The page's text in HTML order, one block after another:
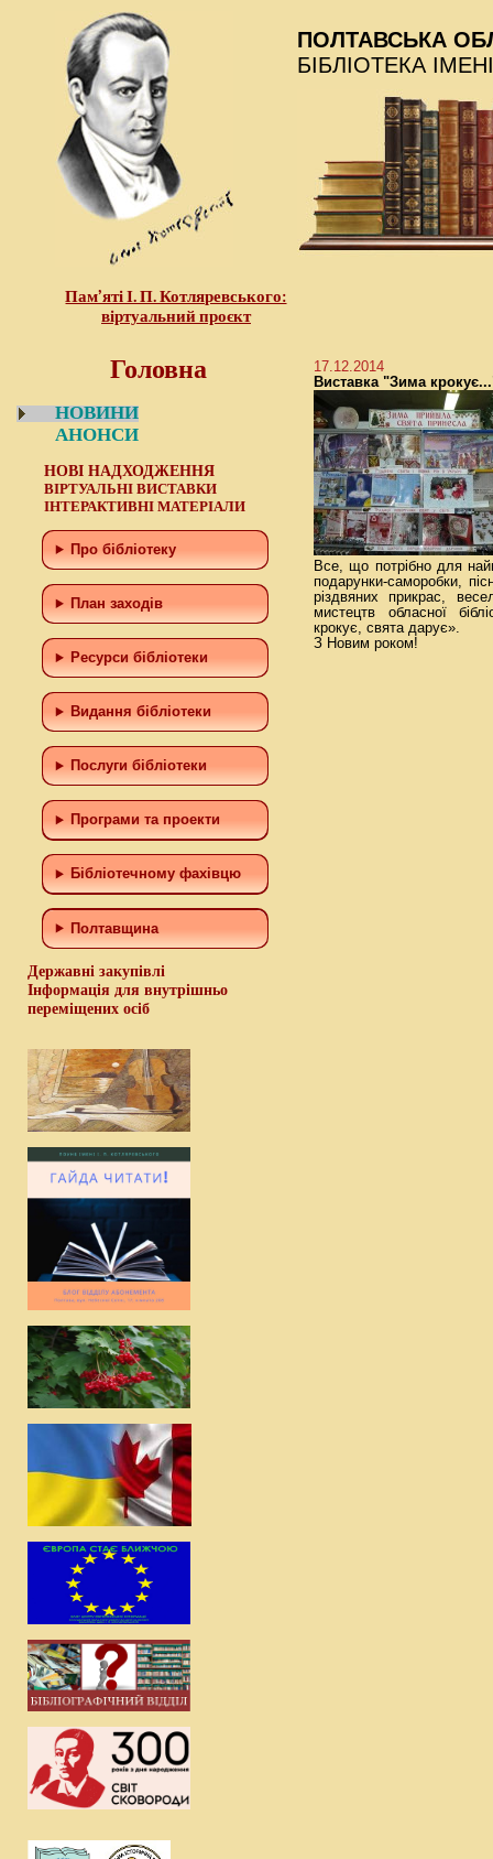
Пам’яті І. П. Котляревського:
віртуальний проєкт
ПОЛТАВСЬКА
БІБЛІОТЕКА
Головна
НОВИНИ
АНОНСИ
НОВІ НАДХОДЖЕННЯ
ВІРТУАЛЬНІ ВИСТАВКИ
ІНТЕРАКТИВНІ МАТЕРІАЛИ
Про бібліотеку
План заходів
Ресурси бібліотеки
Видання бібліотеки
Послуги бібліотеки
Програми та проекти
Бiблiотечному фахiвцю
Полтавщина
Державні закупівлі
Інформація для внутрішньо
переміщених осіб
17.12.2014
Виставка "Зима
Все, що потрібно для
подарунки-саморобки,
різдвяних прикрас,
мистецтв обласної
крокує, свята дарує».
З Новим роком!